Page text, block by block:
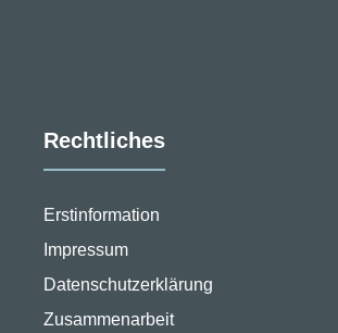
Rechtliches
Erstinformation
Impressum
Datenschutzerklärung
Zusammenarbeit